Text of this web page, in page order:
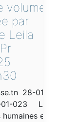
volume
par
Leila
28-01-
023 Le
et